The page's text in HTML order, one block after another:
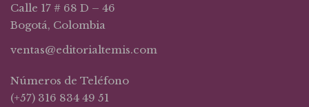
Calle 17 # 68 D – 46
Bogotá, Colombia
ventas@editorialtemis.com
Números de Teléfono
(+57) 316 834 49 51